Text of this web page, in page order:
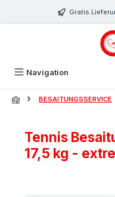
Zum Hauptinhalt springen
Gratis
Navigation
BESAITUNGSSERVICE
Tennis
17,5 kg -